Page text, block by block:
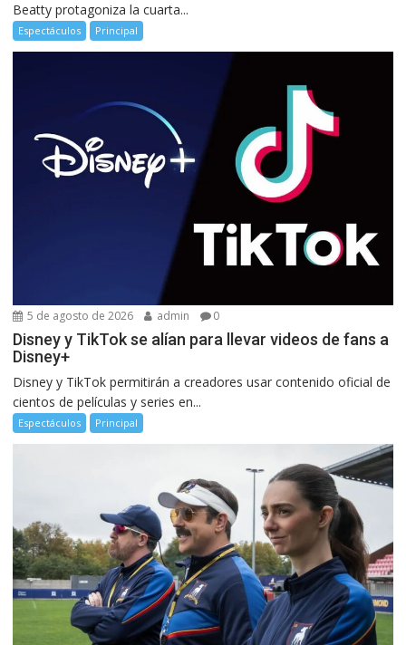
Beatty protagoniza la cuarta...
Espectáculos Principal
5 de agosto de 2026 admin 0
Disney y TikTok se alían para llevar videos de fans a
Disney+
Disney y TikTok permitirán a creadores usar contenido oficial de
cientos de películas y series en...
Espectáculos Principal